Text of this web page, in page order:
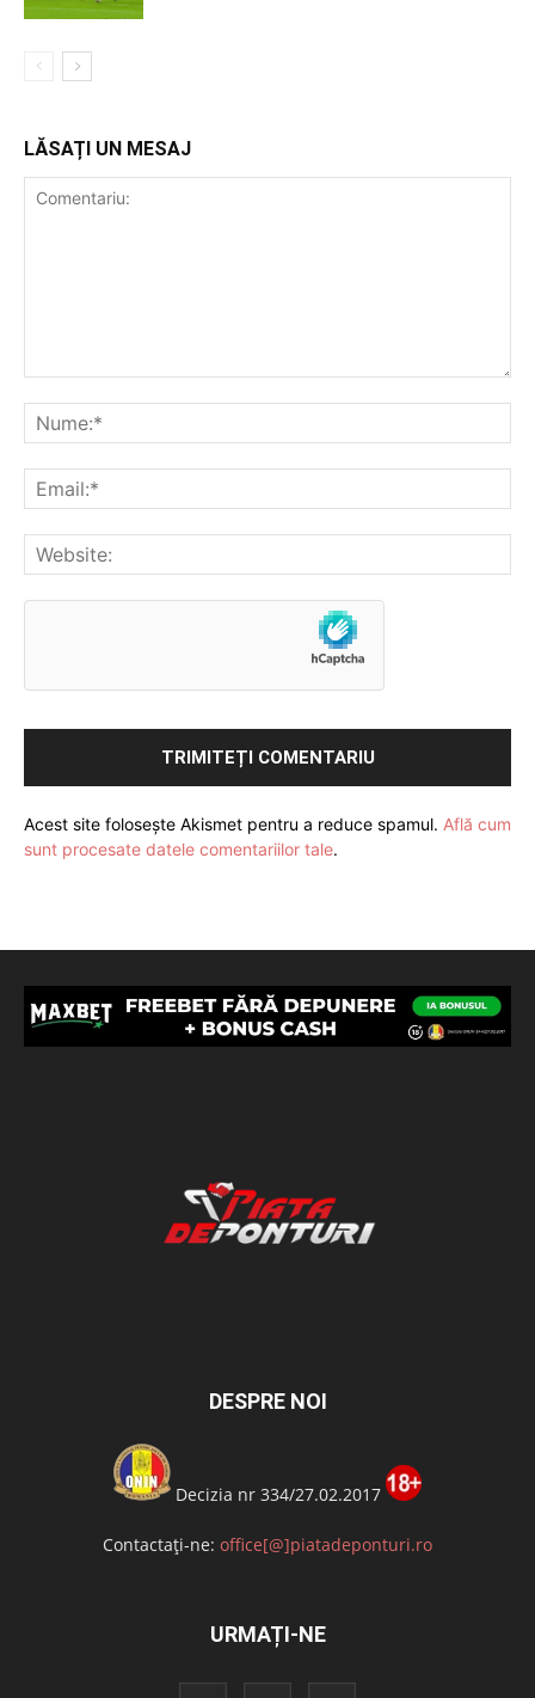
LĂSAȚI UN MESAJ
Acest site folosește Akismet pentru a reduce spamul. Află cum
sunt procesate datele comentariilor tale.
DESPRE NOI
Decizia nr 334/27.02.2017
Contactați-ne: office[@]piatadeponturi.ro
URMAȚI-NE